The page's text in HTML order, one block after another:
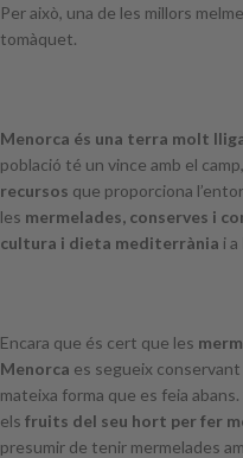
Per això, una de les millors
tomàquet.
Menorca és una terra molt
població té un vince amb el
recursos que proporciona
les mermelades, conserves i
cultura i dieta mediterrània i a
Encara que és cert que les
Menorca es segueix conservant
mateixa forma que es feia
els fruits del seu hort per fer
presumir de tenir mermelades